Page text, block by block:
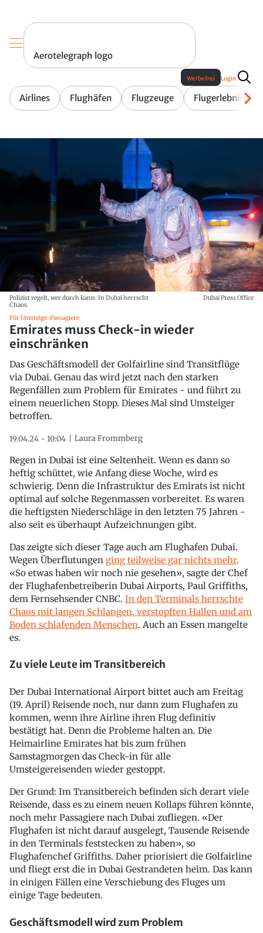
Aerotelegraph logo
Airlines Flughäfen Flugzeuge Flugerlebnis
Werbefrei Login
Polizist regelt, wer durch kann: In Dubai herrscht
Chaos.
Dubai Press Office
Für Umsteige-Passagiere
Emirates muss Check-in wieder
einschränken
Das Geschäftsmodell der Golfairline sind Transitflüge
via Dubai. Genau das wird jetzt nach den starken
Regenfällen zum Problem für Emirates - und führt zu
einem neuerlichen Stopp. Dieses Mal sind Umsteiger
betroffen.
19.04.24 - 10:04 Laura Frommberg
Regen in Dubai ist eine Seltenheit. Wenn es dann so
heftig schüttet, wie Anfang diese Woche, wird es
schwierig. Denn die Infrastruktur des Emirats ist nicht
optimal auf solche Regenmassen vorbereitet. Es waren
die heftigsten Niederschläge in den letzten 75 Jahren -
also seit es überhaupt Aufzeichnungen gibt.
Das zeigte sich dieser Tage auch am Flughafen Dubai.
Wegen Überflutungen ging teilweise gar nichts mehr.
«So etwas haben wir noch nie gesehen», sagte der Chef
der Flughafenbetreiberin Dubai Airports, Paul Griffiths,
dem Fernsehsender CNBC. In den Terminals herrschte
Chaos mit langen Schlangen, verstopften Hallen und am
Boden schlafenden Menschen. Auch an Essen mangelte
es.
Zu viele Leute im Transitbereich
Der Dubai International Airport bittet auch am Freitag
(19. April) Reisende noch, nur dann zum Flughafen zu
kommen, wenn ihre Airline ihren Flug definitiv
bestätigt hat. Denn die Probleme halten an. Die
Heimairline Emirates hat bis zum frühen
Samstagmorgen das Check-in für alle
Umsteigereisenden wieder gestoppt.
Der Grund: Im Transitbereich befinden sich derart viele
Reisende, dass es zu einem neuen Kollaps führen könnte,
noch mehr Passagiere nach Dubai zufliegen. «Der
Flughafen ist nicht darauf ausgelegt, Tausende Reisende
in den Terminals feststecken zu haben», so
Flughafenchef Griffiths. Daher priorisiert die Golfairline
und fliegt erst die in Dubai Gestrandeten heim. Das kann
in einigen Fällen eine Verschiebung des Fluges um
einige Tage bedeuten.
Geschäftsmodell wird zum Problem